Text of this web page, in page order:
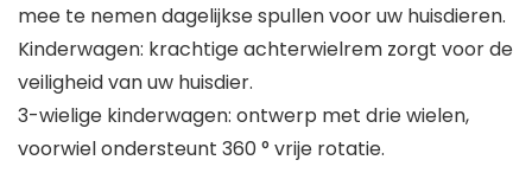
mee te nemen dagelijkse spullen voor uw huisdieren.
Kinderwagen: krachtige achterwielrem zorgt voor de
veiligheid van uw huisdier.
3-wielige kinderwagen: ontwerp met drie wielen,
voorwiel ondersteunt 360 ° vrije rotatie.